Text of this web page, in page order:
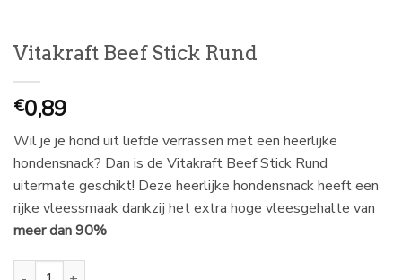
Vitakraft Beef Stick Rund
€0,89
Wil je je hond uit liefde verrassen met een heerlijke
hondensnack? Dan is de Vitakraft Beef Stick Rund
uitermate geschikt! Deze heerlijke hondensnack heeft een
rijke vleessmaak dankzij het extra hoge vleesgehalte van
meer dan 90%
Vitakraft Beef Stick Rund aantal